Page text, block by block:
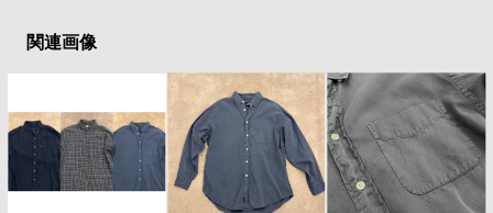
関連画像